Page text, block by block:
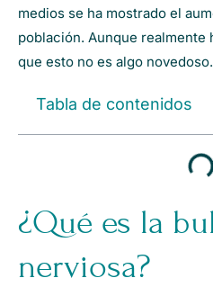
medios se ha mostrado el
población. Aunque realmente
que esto no es algo novedoso.
Tabla de contenidos
¿Qué es la
nerviosa?